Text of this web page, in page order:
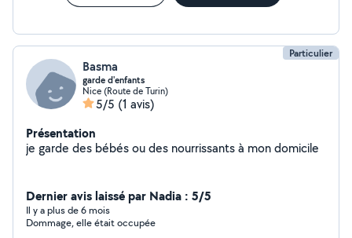
Particulier
Basma
garde d'enfants
Nice (Route de Turin)
5/5 (1 avis)
Présentation
je garde des bébés ou des nourrissants à mon domicile
Dernier avis laissé par Nadia : 5/5
Il y a plus de 6 mois
Dommage, elle était occupée